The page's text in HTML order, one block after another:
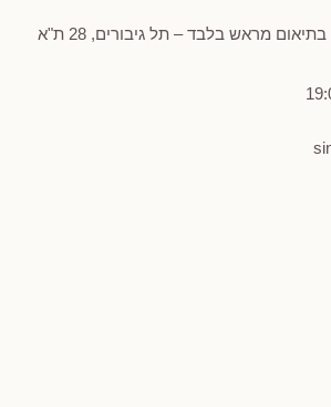
מראש בלבד – תל גיבורים, 28 ת"א